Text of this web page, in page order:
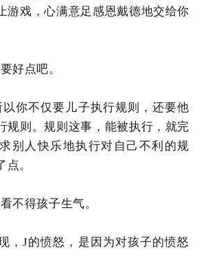
游戏，心满意足感恩戴德地交给你
好点吧。
你不仅要儿子执行规则，还要他
规则。规则这事，能被执行，就完
别人快乐地执行对自己不利的规
点。
不得孩子生气。
，J的愤怒，是因为对孩子的愤怒